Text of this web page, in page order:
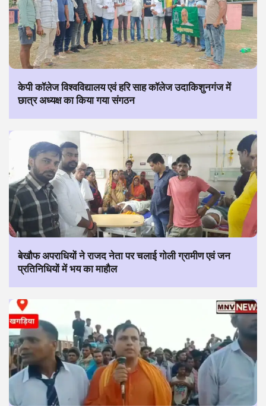
केपी कॉलेज विश्वविद्यालय एवं हरि साह कॉलेज उदाकिशुनगंज में
छात्र अध्यक्ष का किया गया संगठन
बेखौफ अपराधियों ने राजद नेता पर चलाई गोली ग्रामीण एवं जन
प्रतिनिधियों में भय का माहौल